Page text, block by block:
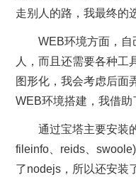
走别人的路，我最终的
WEB环境方面，
人，而且还需要各种工
图形化，我会考虑后面
WEB环境搭建，我借助
通过宝塔主要安装
fileinfo、reids、
了nodejs，所以还安装